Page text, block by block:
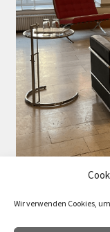
Wir verwenden Cookies,